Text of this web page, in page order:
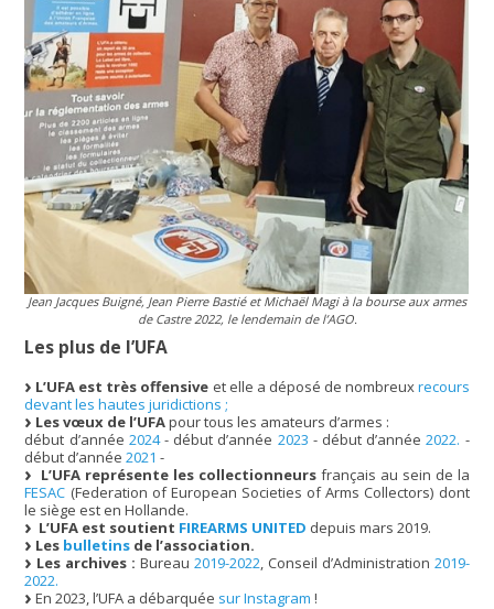
Jean Jacques Buigné, Jean Pierre Bastié et Michaël Magi à la bourse aux armes
de Castre 2022, le lendemain de l’AGO.
Les plus de l’UFA
L’UFA est très offensive et elle a déposé de nombreuxrecours
devant les hautes juridictions ;
Les vœux de l’UFApour tous les amateurs d’armes :
début d’année 2024- début d’année 2023 - début d’année2022. -
début d’année2021 -
L’UFA représente les collectionneurs français au sein de la
FESAC (Federation of European Societies of Arms Collectors) dont
le siège est en Hollande.
L’UFA est soutient FIREARMS UNITED depuis mars 2019.
Les bulletins de l’association.
Les archives : Bureau 2019-2022, Conseil d’Administration 2019-
2022.
En 2023, l’UFA a débarquée sur Instagram !